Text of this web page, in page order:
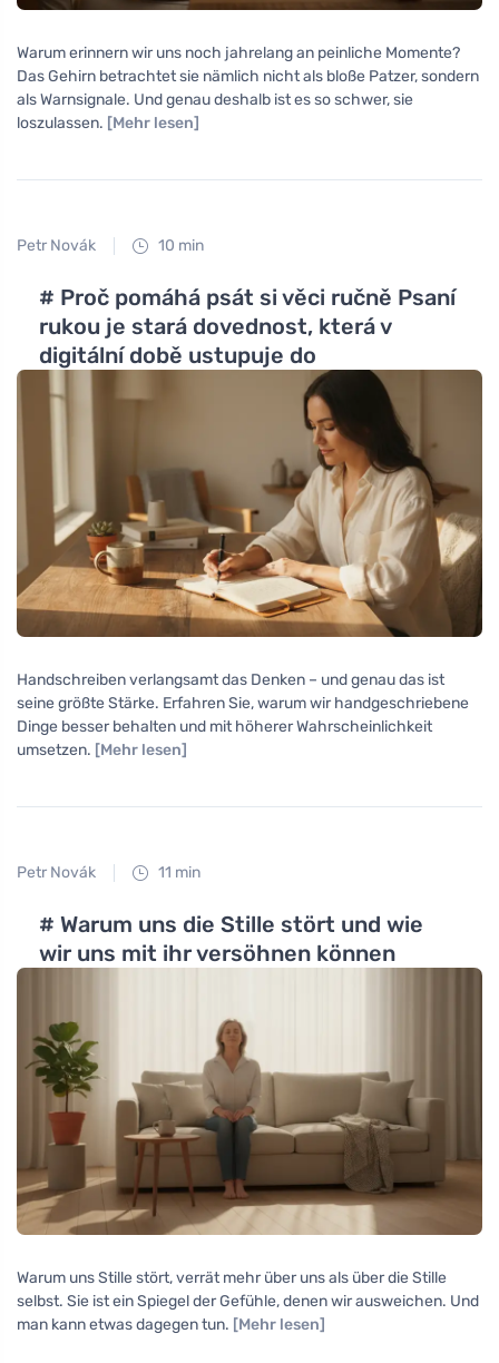
Warum erinnern wir uns noch jahrelang an peinliche Momente?
Das Gehirn betrachtet sie nämlich nicht als bloße Patzer, sondern
als Warnsignale. Und genau deshalb ist es so schwer, sie
loszulassen. [Mehr lesen]
Petr Novák 10 min
# Proč pomáhá psát si věci ručně Psaní
rukou je stará dovednost, která v
digitální době ustupuje do
Handschreiben verlangsamt das Denken – und genau das ist
seine größte Stärke. Erfahren Sie, warum wir handgeschriebene
Dinge besser behalten und mit höherer Wahrscheinlichkeit
umsetzen. [Mehr lesen]
Petr Novák 11 min
# Warum uns die Stille stört und wie
wir uns mit ihr versöhnen können
Warum uns Stille stört, verrät mehr über uns als über die Stille
selbst. Sie ist ein Spiegel der Gefühle, denen wir ausweichen. Und
man kann etwas dagegen tun. [Mehr lesen]